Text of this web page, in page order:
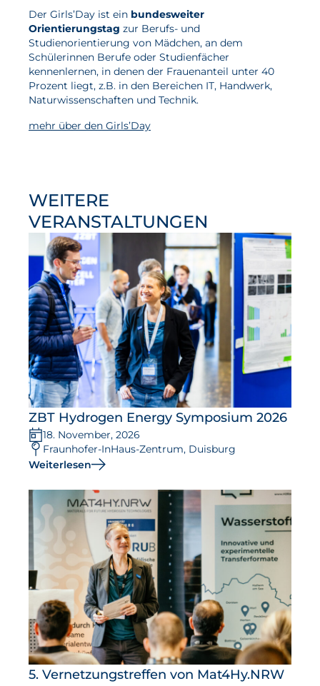
Leistungen
Entwicklung
Herstellungsverfahren
Mess- und Prüfverfahren
Beratung und Studien
Offene Stellen
Weiterentwicklung
Vorteile für Mitarbeiter:innen
Aktuelles
Neuigkeiten
Projekte
Veranstaltungen
Publikationen
Awards und Auszeichnungen
Für die Presse
Der Girls’Day ist ein bundesweiter
Orientierungstag zur Berufs- und
Studienorientierung von Mädchen, an dem
Schülerinnen Berufe oder Studienfächer
kennenlernen, in denen der Frauenanteil unter 40
Prozent liegt, z.B. in den Bereichen IT, Handwerk,
Naturwissenschaften und Technik.
mehr über den Girls’Day
WEITERE
VERANSTALTUNGEN
ZBT Hydrogen Energy Symposium 2026
18. November, 2026
Fraunhofer-InHaus-Zentrum, Duisburg
Weiterlesen
5. Vernetzungstreffen von Mat4Hy.NRW